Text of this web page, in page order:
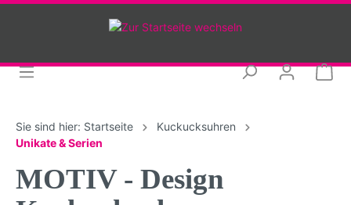
Sie sind hier: Startseite
Kuckucksuhren
Unikate & Serien
MOTIV - Design